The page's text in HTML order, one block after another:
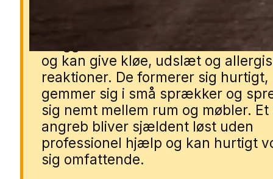
Væggelus bider mennesker om
og kan give kløe, udslæt og
reaktioner. De formerer sig hurtigt,
gemmer sig i små sprækker og
sig nemt mellem rum og møbler. Et
angreb bliver sjældent løst uden
professionel hjælp og kan hurtigt
sig omfattende.